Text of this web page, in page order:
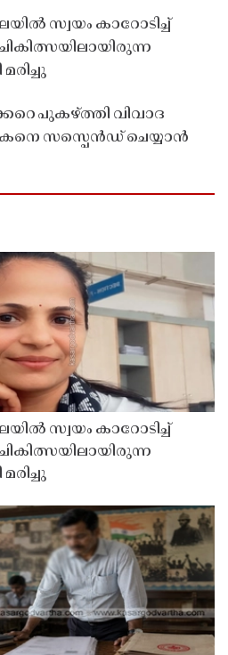
സ്വയം കാറോടിച്ച്
പുകഴ്ത്തി വിവാദ
സസ്പെൻഡ് ചെയ്യാൻ
സ്വയം കാറോടിച്ച്